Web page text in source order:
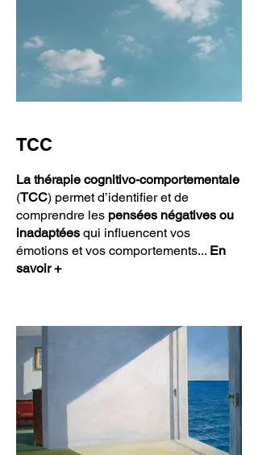
TCC
La thérapie cognitivo-comportementale
(TCC) permet d’identifier et de
comprendre les pensées négatives ou
inadaptées qui influencent vos
émotions et vos comportements... En
savoir +